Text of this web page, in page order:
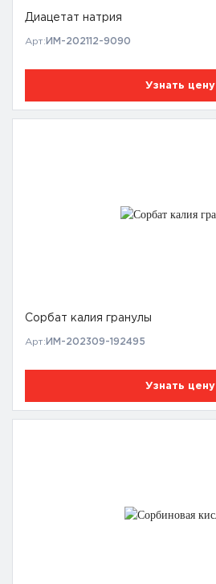
Диацетат натрия
Арт: ИМ-202112-9090
Узнать цену
Сорбат калия гранулы
Арт: ИМ-202309-192495
Узнать цену